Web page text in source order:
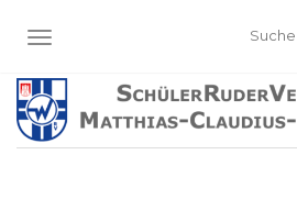
NAVIGATION EIN-/AUSSCHALTEN